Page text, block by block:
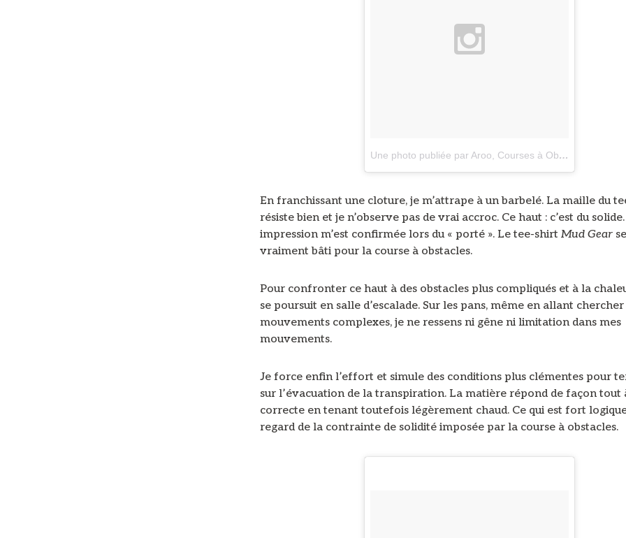
Une photo publiée par Aroo, Courses à Obstacles (@aroo_fr)
En franchissant une cloture, je m’attrape à un barbelé. La maille du
résiste bien et je n’observe pas de vrai accroc. Ce haut : c’est du
impression m’est confirmée lors du « porté ». Le tee-shirt Mud Gear
vraiment bâti pour la course à obstacles.
Pour confronter ce haut à des obstacles plus compliqués et à la
se poursuit en salle d’escalade. Sur les pans, même en allant chercher
mouvements complexes, je ne ressens ni gêne ni limitation dans mes
mouvements.
Je force enfin l’effort et simule des conditions plus clémentes pour
sur l’évacuation de la transpiration. La matière répond de façon tout
correcte en tenant toutefois légèrement chaud. Ce qui est fort
regard de la contrainte de solidité imposée par la course à obstacles.